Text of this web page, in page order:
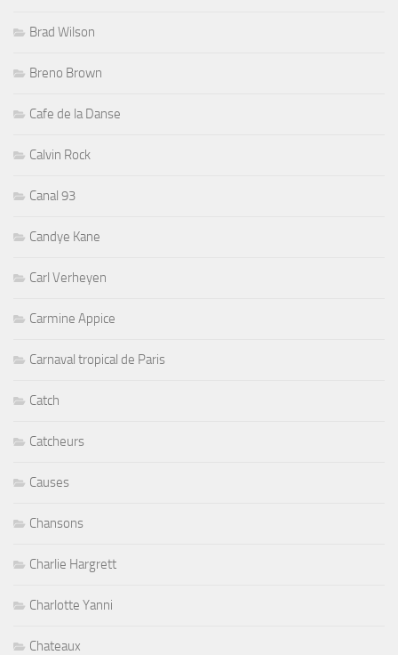
Brad Wilson
Breno Brown
Cafe de la Danse
Calvin Rock
Canal 93
Candye Kane
Carl Verheyen
Carmine Appice
Carnaval tropical de Paris
Catch
Catcheurs
Causes
Chansons
Charlie Hargrett
Charlotte Yanni
Chateaux